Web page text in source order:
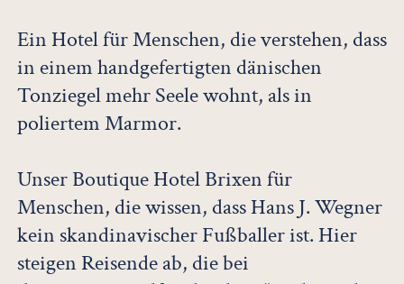
Ein Hotel für Menschen, die verstehen, dass
in einem handgefertigten dänischen
Tonziegel mehr Seele wohnt, als in
poliertem Marmor.
Unser Boutique Hotel Brixen für
Menschen, die wissen, dass Hans J. Wegner
kein skandinavischer Fußballer ist. Hier
steigen Reisende ab, die bei